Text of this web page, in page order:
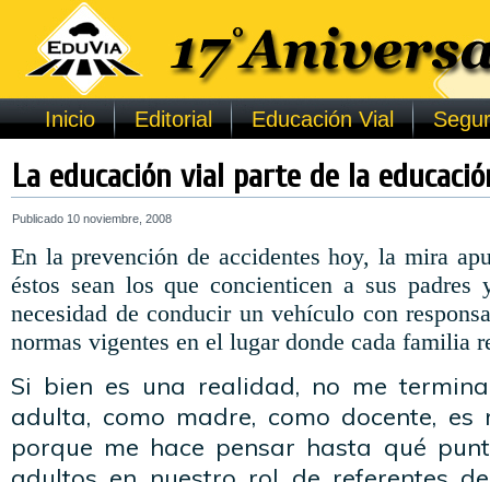
Inicio Editorial Educación Vial
La educación vial parte de la
Publicado 10 noviembre, 2008
En la prevención de accidentes hoy, la mira
éstos sean los que concienticen a sus padres
necesidad de conducir un vehículo con
normas vigentes en el lugar donde cada familia
Si bien es una realidad, no me
adulta, como madre, como docente, es
porque me hace pensar hasta qué